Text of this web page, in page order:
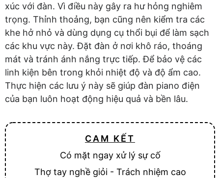
xúc với đàn. Vì điều này gây ra hư hỏng nghiêm
trọng. Thỉnh thoảng, bạn cũng nên kiểm tra các
khe hở nhỏ và dùng dụng cụ thổi bụi để làm sạch
các khu vực này. Đặt đàn ở nơi khô ráo, thoáng
mát và tránh ánh nắng trực tiếp. Để bảo vệ các
linh kiện bên trong khỏi nhiệt độ và độ ẩm cao.
Thực hiện các lưu ý này sẽ giúp đàn piano điện
của bạn luôn hoạt động hiệu quả và bền lâu.
CAM KẾT
Có mặt ngay xử lý sự cố
Thợ tay nghề giỏi - Trách nhiệm cao